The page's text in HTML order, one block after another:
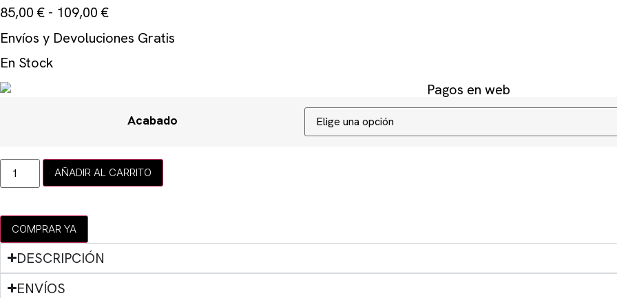
85,00 € - 109,00 €
Envíos y Devoluciones Gratis
En Stock
Acabado
AÑADIR AL CARRITO
COMPRAR YA
DESCRIPCIÓN
ENVÍOS